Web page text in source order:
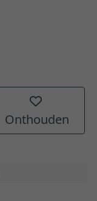
Onthouden